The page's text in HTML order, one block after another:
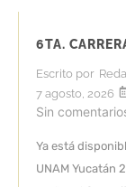
6TA.
Escrito por
7 agosto, 2026
Sin
Ya está
UNAM Yucatán